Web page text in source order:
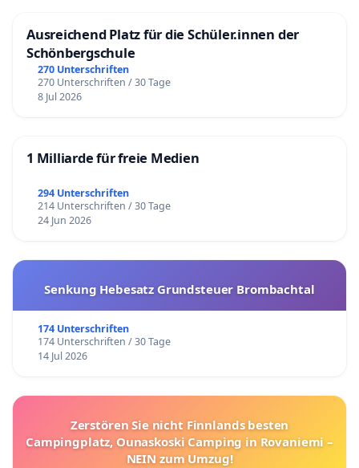
Ausreichend Platz für die Schüler.innen der
Schönbergschule
270 Unterschriften
270 Unterschriften / 30 Tage
8 Jul 2026
1 Milliarde für freie Medien
294 Unterschriften
214 Unterschriften / 30 Tage
24 Jun 2026
Senkung Hebesatz Grundsteuer Brombachtal
174 Unterschriften
174 Unterschriften / 30 Tage
14 Jul 2026
Zerstören Sie nicht Finnlands besten
Campingplatz, Ounaskoski Camping in Rovaniemi –
NEIN zum Umzug!